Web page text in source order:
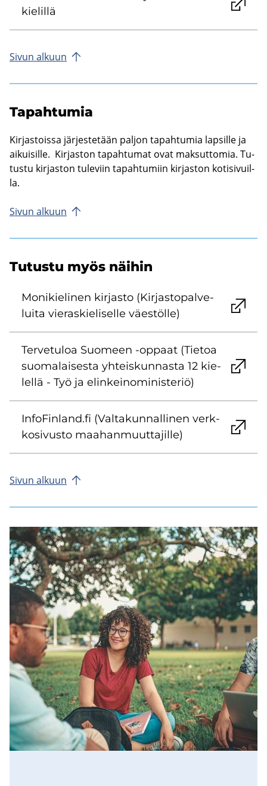
kie­lil­lä
Sivun al­kuun
Ta­pah­tu­mia
Kir­jas­tois­sa jär­jes­te­tään pal­jon ta­pah­tu­mia lap­sil­le ja
ai­kui­sil­le. Kir­jas­ton ta­pah­tu­mat ovat mak­sut­to­mia. Tu­
tus­tu kir­jas­ton tu­le­viin ta­pah­tu­miin kir­jas­ton ko­ti­si­vuil­
la.
Sivun al­kuun
Tu­tus­tu myös näi­hin
Mo­ni­kie­li­nen kir­jas­to (Kir­jas­to­pal­ve­
lui­ta vie­ras­kie­li­sel­le väes­töl­le)
Ter­ve­tu­loa Suo­meen -​oppaat (Tie­toa
suo­ma­lai­ses­ta yh­teis­kun­nas­ta 12 kie­
lel­lä - Työ ja elin­kei­no­mi­nis­te­riö)
In­fo­Fin­land.fi (Val­ta­kun­nal­li­nen verk­
ko­si­vus­to maa­han­muut­ta­jil­le)
Sivun al­kuun